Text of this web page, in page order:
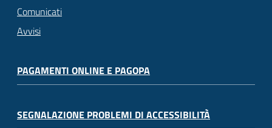
Comunicati
Avvisi
PAGAMENTI ONLINE E PAGOPA
SEGNALAZIONE PROBLEMI DI ACCESSIBILITÀ